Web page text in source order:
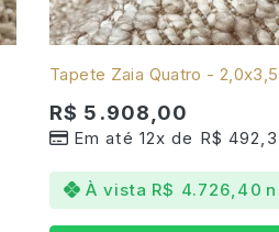
Tapete Zaia Quatro -
R$ 5.908,00
Em até 12x de R$
À vista R$ 4.726,40